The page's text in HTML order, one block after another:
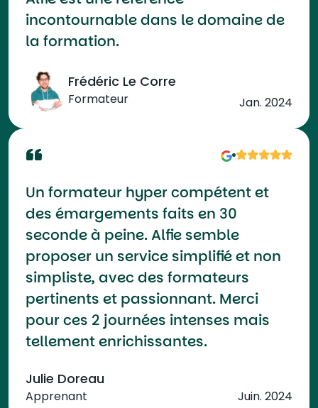
incontournable dans le domaine de
la formation.
Frédéric Le Corre
Formateur Jan. 2024
Un formateur hyper compétent et
des émargements faits en 30
seconde à peine. Alfie semble
proposer un service simplifié et non
simpliste, avec des formateurs
pertinents et passionnant. Merci
pour ces 2 journées intenses mais
tellement enrichissantes.
Julie Doreau
Apprenant Juin. 2024